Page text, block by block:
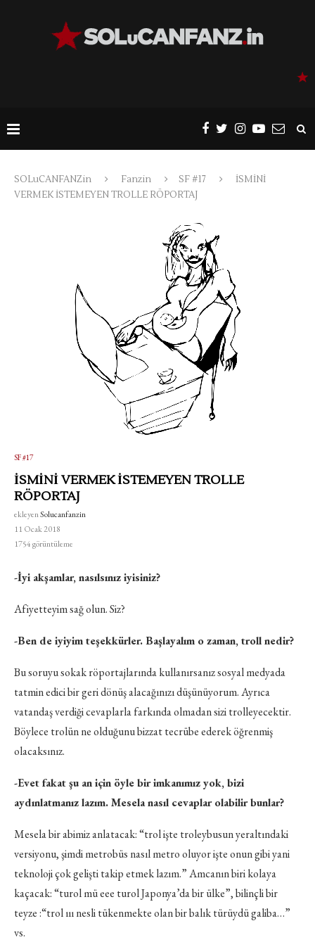
SOLuCANFANZin Fanzin SF #17
İSMİNİ
VERMEK İSTEMEYEN TROLLE RÖPORTAJ
SF #17
İSMİNİ VERMEK İSTEMEYEN TROLLE
RÖPORTAJ
ekleyenSolucanfanzin
11 Ocak 2018
1754görüntüleme
-İyi akşamlar, nasılsınız iyisiniz?
Afiyetteyim sağ olun. Siz?
-Ben de iyiyim teşekkürler. Başlayalım o zaman, troll nedir?
Bu soruyu sokak röportajlarında kullanırsanız sosyal medyada
tatmin edici bir geri dönüş alacağınızı düşünüyorum. Ayrıca
vatandaş verdiği cevaplarla farkında olmadan sizi trolleyecektir.
Böylece trolün ne olduğunu bizzat tecrübe ederek öğrenmiş
olacaksınız.
-Evet fakat şu an için öyle bir imkanımız yok, bizi
aydınlatmanız lazım. Mesela nasıl cevaplar olabilir bunlar?
Mesela bir abimiz anlatacak: “trol işte troleybusun yeraltındaki
versiyonu, şimdi metrobüs nasıl metro oluyor işte onun gibi yani
teknoloji çok gelişti takip etmek lazım.” Amcanın biri kolaya
kaçacak: “turol mü eee turol Japonya’da bir ülke”, bilinçli bir
teyze :“trol ııı nesli tükenmekte olan bir balık türüydü galiba…”
vs.